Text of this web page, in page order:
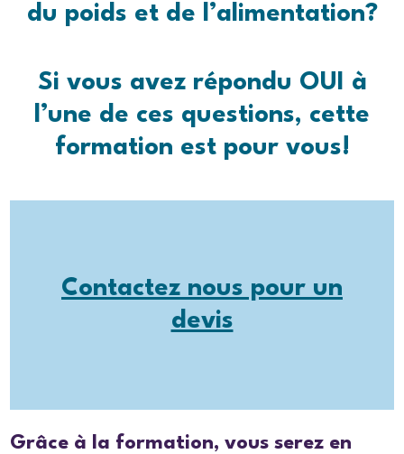
du poids et de l’alimentation?
Si vous avez répondu OUI à
l’une de ces questions, cette
formation est pour vous!
Contactez nous pour un
devis
Grâce à la formation, vous serez en